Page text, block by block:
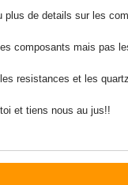
plus de details sur les
composants mais pas
resistances et les
et tiens nous au jus!!